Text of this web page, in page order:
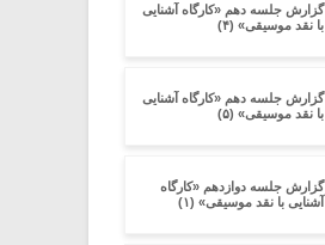
گزارش جلسه دهم «کارگاه آشنایی
با نقد موسیقی» (۴)
گزارش جلسه دهم «کارگاه آشنایی
با نقد موسیقی» (۵)
گزارش جلسه دوازدهم «کارگاه
آشنایی با نقد موسیقی» (۱)